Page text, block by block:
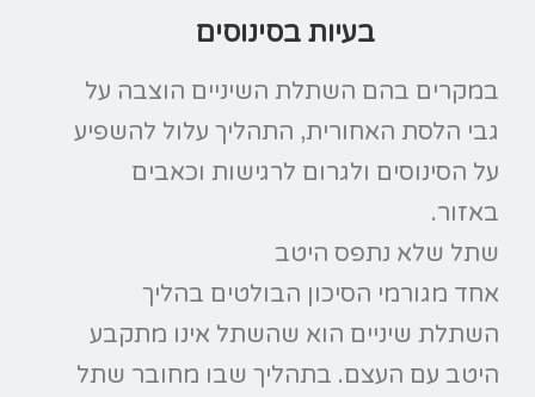
בעיות בסינוסים
במקרים בהם השתלת השיניים הוצבה על
גבי הלסת האחורית, התהליך עלול להשפיע
על הסינוסים ולגרום לרגישות וכאבים
באזור.
שתל שלא נתפס היטב
אחד מגורמי הסיכון הבולטים בהליך
השתלת שיניים הוא שהשתל אינו מתקבע
היטב עם העצם. בתהליך שבו מחובר שתל